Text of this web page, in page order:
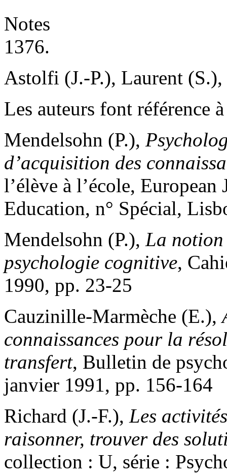
Notes
1376.
Astolfi (J.-P.), Laurent
Les auteurs font référence
Mendelsohn (P.),
d’acquisition des
l’élève à l’école,
Education, n° Spécial,
Mendelsohn (P.), La notion
psychologie cognitive,
1990, pp. 23-25
Cauzinille-Marmèche (E.),
connaissances pour la
transfert, Bulletin de
janvier 1991, pp. 156-164
Richard (J.-F.), Les
raisonner, trouver des
collection : U, série :